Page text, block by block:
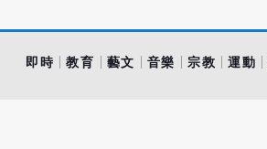
即時 教育 藝文 音樂 宗教 運動